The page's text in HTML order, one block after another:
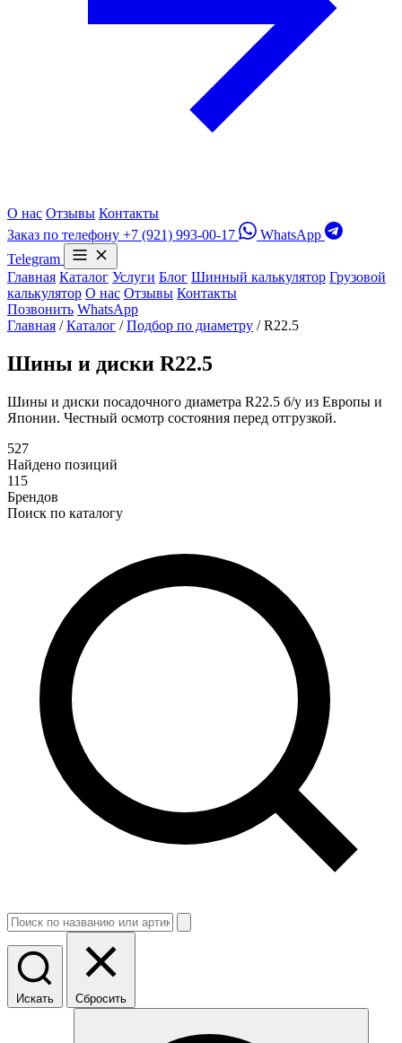
О нас Отзывы Контакты
Заказ по телефону +7 (921) 993-00-17
WhatsApp
Telegram
Главная Каталог Услуги Блог Шинный калькулятор Грузовой
калькулятор О нас Отзывы Контакты
Позвонить WhatsApp
Главная / Каталог / Подбор по диаметру / R22.5
Шины и диски R22.5
Шины и диски посадочного диаметра R22.5 б/у из Европы и
Японии. Честный осмотр состояния перед отгрузкой.
527
Найдено позиций
115
Брендов
Поиск по каталогу
Искать Сбросить